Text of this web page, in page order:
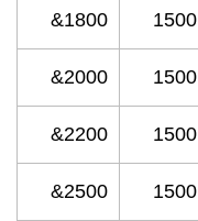
&1800 1500
&2000 1500
&2200 1500
&2500 1500